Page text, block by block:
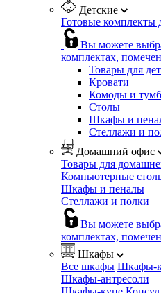
Детские
Готовые комплекты
Вы можете
комплектах,
Товары для
Кровати
Комоды и
Столы
Шкафы и
Стеллажи и
Домашний офис
Товары для
Компьютерные
Шкафы и пеналы
Стеллажи и полки
Вы можете
комплектах,
Шкафы
Все шкафы Шкафы-
Шкафы-антресоли